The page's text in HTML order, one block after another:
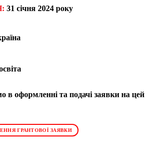
31 січня 2024 року
в оформленні та подачі заявки на цей
ГРАНТОВОЇ ЗАЯВКИ